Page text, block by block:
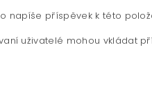
napíše příspěvek k této
uživatelé mohou vkládat